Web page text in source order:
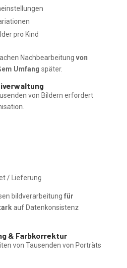
pro Kind
Nachbearbeitung von
Umfang später.
von Bildern erfordert
/ Lieferung
bildverarbeitung für
auf Datenkonsistenz
& Farbkorrektur
von Tausenden von Porträts